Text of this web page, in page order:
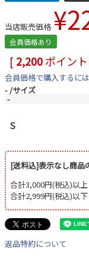
当店販売価格 ¥
会員価格あり
[ 2,200ポイン
会員価格で購入するに
- サイズ
-
S
[送料込]表示なし商品
合計3,000円(税込)以
合計2,999円(税込)以
返品特約について